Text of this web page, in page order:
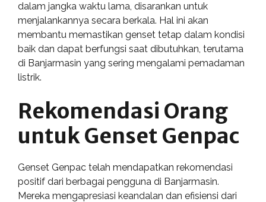
dalam jangka waktu lama, disarankan untuk
menjalankannya secara berkala. Hal ini akan
membantu memastikan genset tetap dalam kondisi
baik dan dapat berfungsi saat dibutuhkan, terutama
di Banjarmasin yang sering mengalami pemadaman
listrik.
Rekomendasi Orang
untuk Genset Genpac
Genset Genpac telah mendapatkan rekomendasi
positif dari berbagai pengguna di Banjarmasin.
Mereka mengapresiasi keandalan dan efisiensi dari